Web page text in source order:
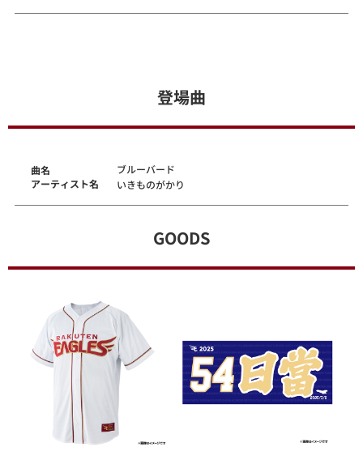
登場曲
曲名
アーティスト名
ブルーバード
いきものがかり
GOODS